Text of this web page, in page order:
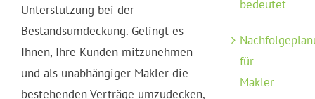
Unterstützung bei der
Bestandsumdeckung. Gelingt es
Ihnen, Ihre Kunden mitzunehmen
und als unabhängiger Makler die
bestehenden Verträge umzudecken,
bedeutet
für
Makler